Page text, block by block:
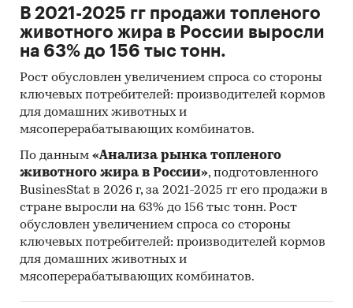
В 2021-2025 гг продажи топленого
животного жира в России выросли
на 63% до 156 тыс тонн.
Рост обусловлен увеличением спроса со стороны
ключевых потребителей: производителей кормов
для домашних животных и
мясоперерабатывающих комбинатов.
По данным «Анализа рынка топленого
животного жира в России», подготовленного
BusinesStat в 2026 г, за 2021-2025 гг его продажи в
стране выросли на 63% до 156 тыс тонн. Рост
обусловлен увеличением спроса со стороны
ключевых потребителей: производителей кормов
для домашних животных и
мясоперерабатывающих комбинатов.